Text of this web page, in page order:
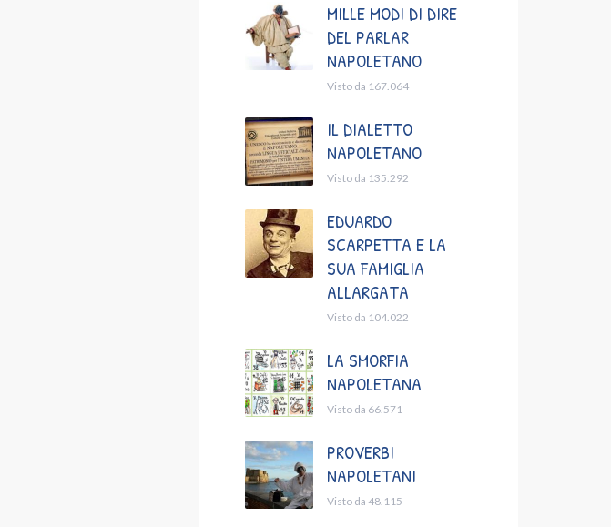
MILLE MODI DI DIRE
DEL PARLAR
NAPOLETANO
Visto da 167.064
IL DIALETTO
NAPOLETANO
Visto da 135.292
EDUARDO
SCARPETTA E LA
SUA FAMIGLIA
ALLARGATA
Visto da 104.022
LA SMORFIA
NAPOLETANA
Visto da 66.571
PROVERBI
NAPOLETANI
Visto da 48.115